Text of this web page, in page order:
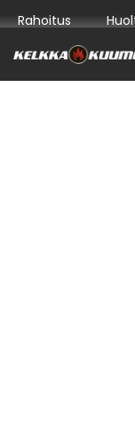
Rahoitus